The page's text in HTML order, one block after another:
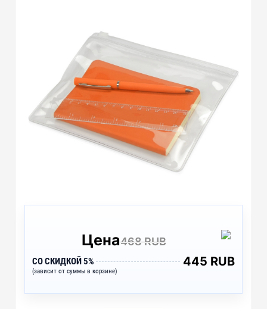
Цена468 RUB
СО СКИДКОЙ 5%
(зависит от суммы в корзине)
445 RUB